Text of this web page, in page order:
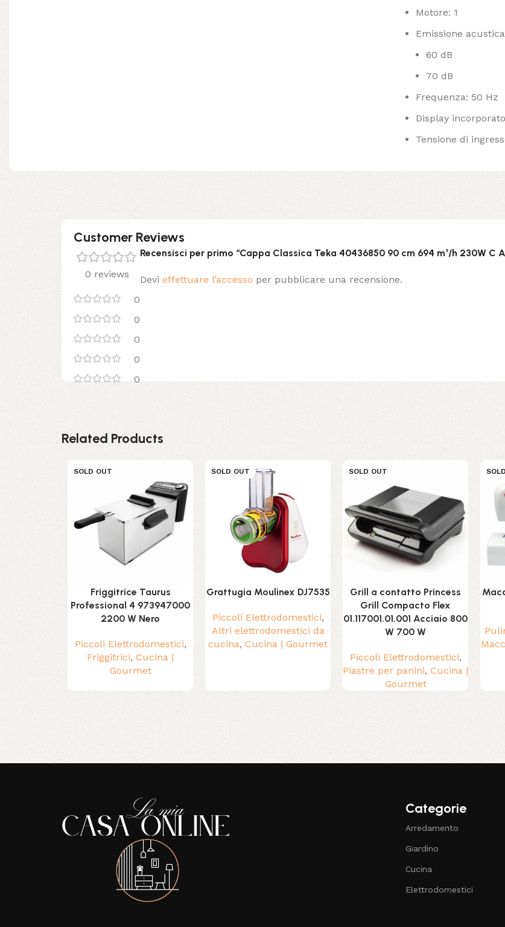
Motore: 1
Emissione
60 dB
70 dB
Frequenza: 50 Hz
Display
Tensione di
Customer Reviews
0 reviews
0
0
0
0
0
Recensisci per primo “Cappa Classica Teka 40436850 90 cm 694 m³/h 230W C
Devi effettuare l’accesso per pubblicare una recensione.
Related Products
SOLD OUT
Friggitrice Taurus
Professional 4 973947000
2200 W Nero
Piccoli Elettrodomestici,
Friggitrici, Cucina |
Gourmet
SOLD OUT
Grattugia Moulinex DJ7535
Piccoli Elettrodomestici,
Altri elettrodomestici da
cucina, Cucina | Gourmet
SOLD OUT
Grill a contatto Princess
Grill Compacto Flex
01.117001.01.001 Acciaio 800
W 700 W
Piccoli Elettrodomestici,
Piastre per panini, Cucina |
Gourmet
Read More
Categorie
Arredamento
Giardino
Cucina
Elettrodomestici